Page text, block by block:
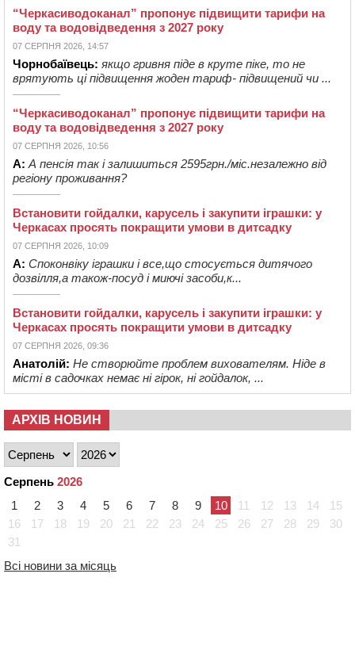
“Черкасиводоканал” пропонує підвищити тарифи на
воду та водовідведення з 2027 року
07 СЕРПНЯ 2026, 14:57
Чорнобаївець: якщо гривня піде в круте піке, то не
врятують ці підвищення жоден тариф- підвищений чи ...
“Черкасиводоканал” пропонує підвищити тарифи на
воду та водовідведення з 2027 року
07 СЕРПНЯ 2026, 10:56
А: А пенсія так і залишиться 2595грн./міс.незалежно від
регіону проживання?
Встановити гойдалки, карусель і закупити іграшки: у
Черкасах просять покращити умови в дитсадку
07 СЕРПНЯ 2026, 10:09
А: Споконвіку іграшки і все,що стосується дитячого
дозвілля,а також-посуд і миючі засоби,к...
Встановити гойдалки, карусель і закупити іграшки: у
Черкасах просять покращити умови в дитсадку
07 СЕРПНЯ 2026, 09:36
Анатолій: Не створюйте проблем вихователям. Ніде в
місті в садочках немає ні гірок, ні гойдалок, ...
АРХІВ НОВИН
Серпень 2026
1
2 3 4 5 6 7 8 9 10 11 12 13 14
15
16
17 18 19 20 21 22 23 24 25 26 27 28 29
30
31
Всі новини за місяць